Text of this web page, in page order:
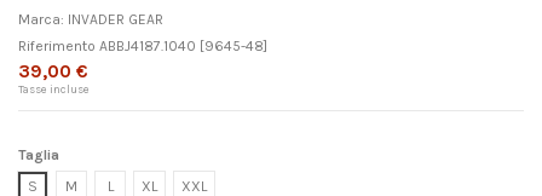
Marca: INVADER GEAR
Riferimento ABBJ4187.1040 [9645-48]
39,00 €
Tasse incluse
Taglia
S
M L XL XXL